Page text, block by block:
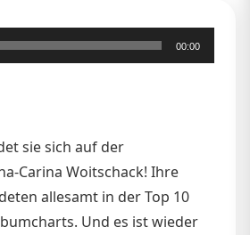
00:00
sie sich auf der
Carina Woitschack! Ihre
allesamt in der Top 10
Und es ist wieder